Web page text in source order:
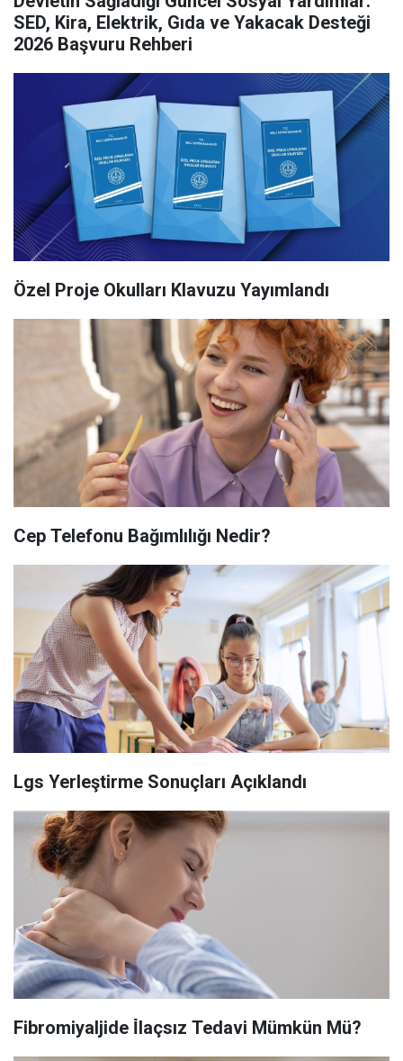
SED, Kira, Elektrik, Gıda ve Yakacak Desteği
2026 Başvuru Rehberi
Özel Proje Okulları Klavuzu Yayımlandı
Cep Telefonu Bağımlılığı Nedir?
Lgs Yerleştirme Sonuçları Açıklandı
Fibromiyaljide İ̇laçsız Tedavi Mümkün Mü?